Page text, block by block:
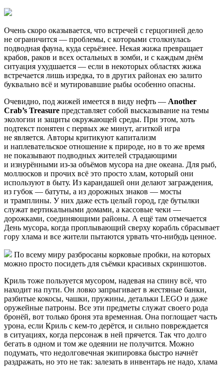
Очень скоро оказывается, что встречей с герцогиней дело
не ограничится — проблемы, с которыми столкнулась
подводная фауна, куда серьёзнее. Некая жижа превращает
крабов, раков и всех остальных в зомби, и с каждым днём
ситуация ухудшается — если в некоторых областях жижа
встречается лишь изредка, то в других районах ею залито
буквально всё и мутировавшие рыбы особенно опасны.
Очевидно, под жижей имеется в виду нефть — Another
Crab’s Treasure представляет собой высказывание на темы
экологии и защиты окружающей среды. При этом, хоть
подтекст понятен с первых же минут, агиткой игра
не является. Авторы критикуют капитализм
и наплевательское отношение к природе, но в то же время
не показывают подводных жителей страдающими
и изнурёнными из-за объёмов мусора на дне океана. Для рыб,
моллюсков и прочих всё это просто хлам, который они
используют в быту. Из карандашей они делают заграждения,
из губок — батуты, а из дорожных знаков — мосты
и трамплины. У них даже есть целый город, где бутылки
служат вертикальными домами, а кассовые чеки —
дорожками, соединяющими районы. А ещё там отмечается
День мусора, когда проплывающий сверху корабль сбрасывает
гору хлама и все жители пытаются урвать что-нибудь ценное.
По всему миру разбросаны корковые пробки, на которых
можно просто посидеть для съёмки красивых скриншотов.
Криль тоже пользуется мусором, надевая на спину всё, что
находит на пути. Он ловко запрыгивает в жестяные банки,
разбитые кокосы, чашки, пружины, детальки LEGO и даже
оружейные патроны. Все эти предметы служат своего рода
бронёй, вот только броня эта временная. Она поглощает часть
урона, если Криль с кем-то дерётся, и сильно повреждается
в ситуациях, когда персонаж в ней прячется. Так что долго
бегать в одном и том же одеянии не получится. Можно
подумать, что недолговечная экипировка быстро начнёт
раздражать, но это не так: залезать в инвентарь не надо, хлама